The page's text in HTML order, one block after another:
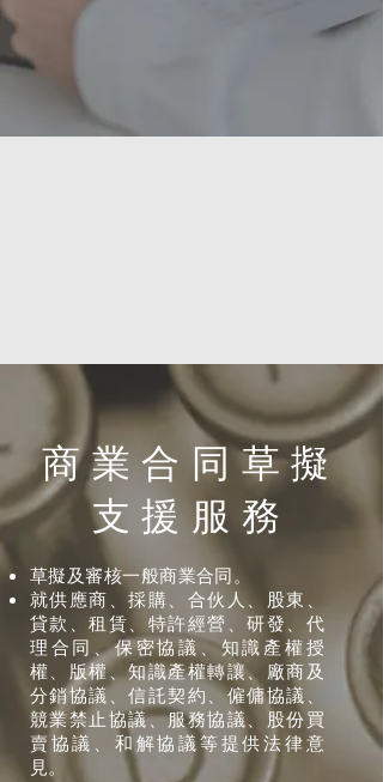
商業合同草擬
支援服務
草擬及審核一般商業合同。
就供應商、採購、合伙人、股東、
貸款、租賃、特許經營、研發、代
理合同、保密協議、知識產權授
權、版權、知識產權轉讓、廠商及
分銷協議、信託契約、僱傭協議、
競業禁止協議、服務協議、股份買
賣協議、和解協議等提供法律意
見。